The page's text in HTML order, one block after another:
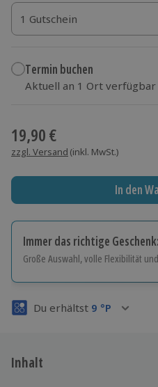
1 Gutschein
1 Gutschein
1 Gutschein
Termin buchen
Aktuell an 1 Ort verfügbar
19,90 €
zzgl. Versand (inkl. MwSt.)
In den
Immer das richtige Geschenk:
Große Auswahl, volle Flexibilität
Volle Flexibilität
3 Jahre gültig & verlängerbar.
Du erhältst 9 °P
Inhalt